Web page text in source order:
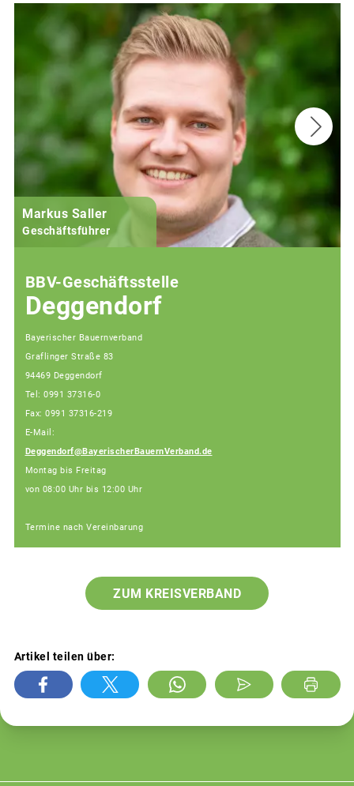
Markus Saller
Geschäftsführer
BBV-Geschäftsstelle
Deggendorf
Bayerischer Bauernverband
Graflinger Straße 83
94469 Deggendorf
Tel: 0991 37316-0
Fax: 0991 37316-219
E-Mail:
Deggendorf@BayerischerBauernVerband.de
Montag bis Freitag
von 08:00 Uhr bis 12:00 Uhr
Termine nach Vereinbarung
ZUM KREISVERBAND
Artikel teilen über: